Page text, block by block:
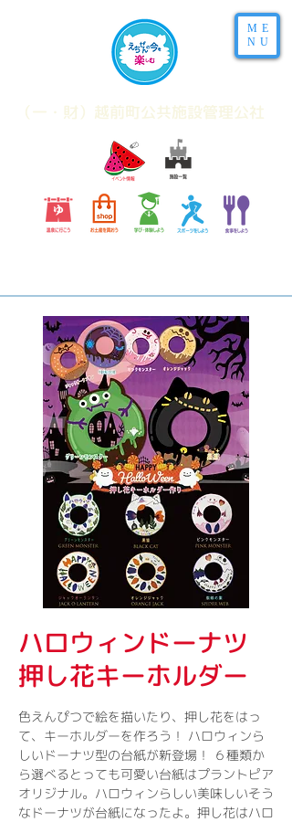
​（一・財）越前町公共施設管理公社
ME
NU
ハロウィンドーナツ
押し花キーホルダー
色えんぴつで絵を描いたり、押し花をはっ
て、キーホルダーを作ろう！ ハロウィンら
しいドーナツ型の台紙が新登場！ ６種類か
ら選べるとっても可愛い台紙はプラントピア
オリジナル。ハロウィンらしい美味しいそう
なドーナツが台紙になったよ。押し花はハロ